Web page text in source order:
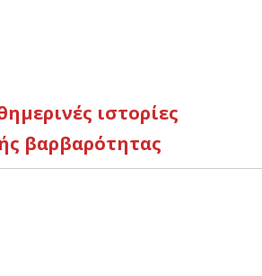
ιστορίες
βαρβαρότητας